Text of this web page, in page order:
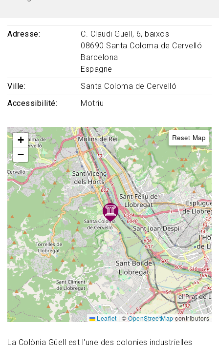
La Colònia Güell est l'une des colonies industrielles
Adresse
C. Claudi Güell, 6, baixos
08690 Santa Coloma de Cervelló
Barcelona
Espagne
Ville
Santa Coloma de Cervelló
Accessibilité
Motriu
+
−
Reset Map
Leaflet | ©OpenStreetMapcontributors